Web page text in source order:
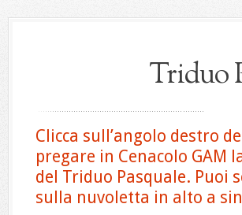
Triduo
Clicca sull’angolo destro
pregare in Cenacolo GAM
del Triduo Pasquale. Puoi
sulla nuvoletta in alto a